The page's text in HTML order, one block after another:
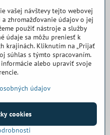
Gastro - Bratislava
ochrany osobných údajov
vašej návštevy tejto webovej
zhromažďovanie údajov o jej
použiť nástroje a služby
údaje sa môžu preniesť k
krajinách. Kliknutím na „Prijať
súhlas s týmto spracovaním.
alebo upraviť svoje
údajov
cookies